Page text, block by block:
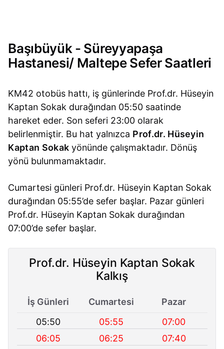
Başıbüyük - Süreyyapaşa
Hastanesi/ Maltepe Sefer Saatleri
KM42 otobüs hattı, iş günlerinde Prof.dr. Hüseyin
Kaptan Sokak durağından 05:50 saatinde
hareket eder. Son seferi 23:00 olarak
belirlenmiştir. Bu hat yalnızca Prof.dr. Hüseyin
Kaptan Sokak yönünde çalışmaktadır. Dönüş
yönü bulunmamaktadır.
Cumartesi günleri Prof.dr. Hüseyin Kaptan Sokak
durağından 05:55’de sefer başlar. Pazar günleri
Prof.dr. Hüseyin Kaptan Sokak durağından
07:00’de sefer başlar.
Prof.dr. Hüseyin Kaptan Sokak
Kalkış
İş Günleri Cumartesi
Pazar
05:50
05:55
07:00
06:05
06:25
07:40